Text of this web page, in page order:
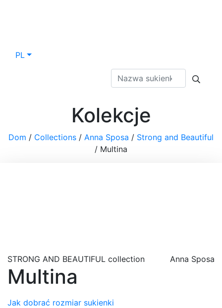
PL
Kolekcje
Dom / Collections / Anna Sposa / Strong and Beautiful
/ Multina
STRONG AND BEAUTIFUL collection Anna Sposa
Multina
Jak dobrać rozmiar sukienki